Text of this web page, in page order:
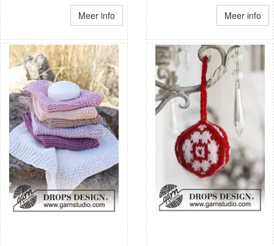
Meer info Meer info